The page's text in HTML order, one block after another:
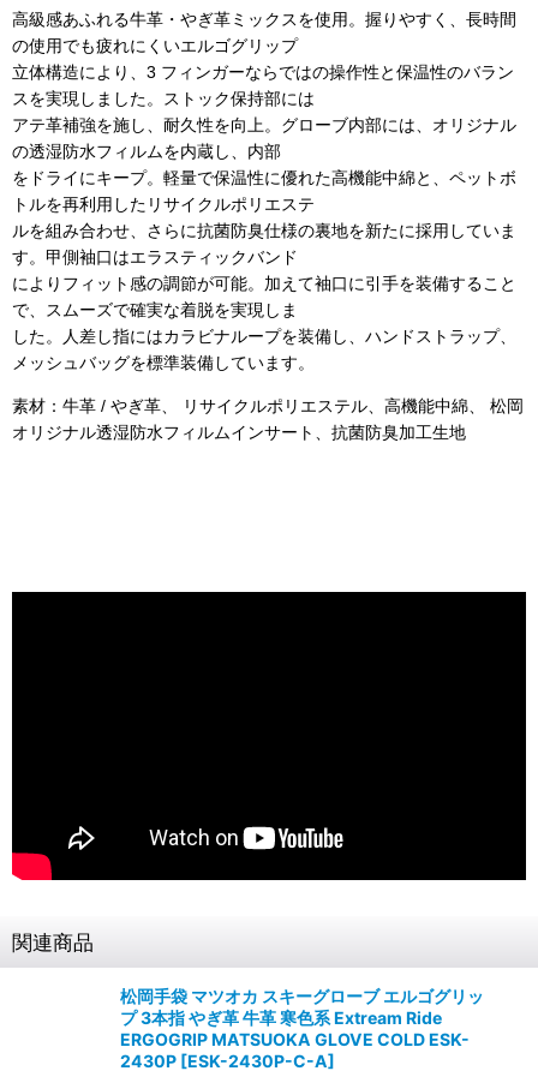
高級感あふれる牛革・やぎ革ミックスを使用。握りやすく、長時間
の使用でも疲れにくいエルゴグリップ
立体構造により、3 フィンガーならではの操作性と保温性のバラン
スを実現しました。ストック保持部には
アテ革補強を施し、耐久性を向上。グローブ内部には、オリジナル
の透湿防水フィルムを内蔵し、内部
をドライにキープ。軽量で保温性に優れた高機能中綿と、ペットボ
トルを再利用したリサイクルポリエステ
ルを組み合わせ、さらに抗菌防臭仕様の裏地を新たに採用していま
す。甲側袖口はエラスティックバンド
によりフィット感の調節が可能。加えて袖口に引手を装備すること
で、スムーズで確実な着脱を実現しま
した。人差し指にはカラビナループを装備し、ハンドストラップ、
メッシュバッグを標準装備しています。
素材：牛革 / やぎ革、 リサイクルポリエステル、高機能中綿、 松岡
オリジナル透湿防水フィルムインサート、抗菌防臭加工生地
関連商品
松岡手袋 マツオカ スキーグローブ エルゴグリッ
プ 3本指 やぎ革 牛革 寒色系 Extream Ride
ERGOGRIP MATSUOKA GLOVE COLD ESK-
2430P [ESK-2430P-C-A]